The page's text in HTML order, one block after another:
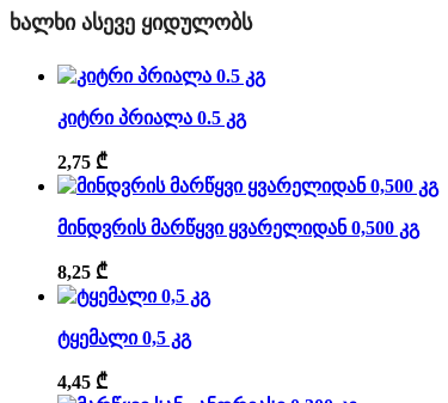
ᲮᲐᲚᲮᲘ ᲐᲡᲔᲕᲔ ᲧᲘᲓᲣᲚᲝᲑᲡ
კიტრი პრიალა 0.5 კგ
2,75 ₾
მინდვრის მარწყვი ყვარელიდან 0,500 კგ
8,25 ₾
ტყემალი 0,5 კგ
4,45 ₾